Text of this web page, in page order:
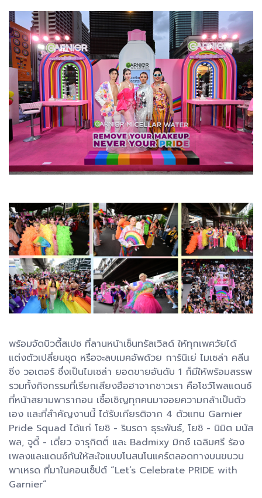
พร้อมจัดบิวตี้สเปซ ที่ลานหน้าเซ็นทรัลเวิลด์ ให้ทุกเพศวัยได้
แต่งตัวเปลี่ยนชุด หรือจะลบเมคอัพด้วย การ์นิเย่ ไมเซล่า คลีน
ซิ่ง วอเตอร์ ซึ่งเป็นไมเซล่า ยอดขายอันดับ 1 ก็มีให้พร้อมสรรพ
รวมทั้งกิจกรรมที่เรียกเสียงฮือฮาจากชาวเรา คือโชว์โพลแดนซ์
ที่หน้าสยามพารากอน เชื้อเชิญทุกคนมาจอยความกล้าเป็นตัว
เอง และที่สำคัญงานนี้ ได้รับเกียรติจาก 4 ตัวแทน Garnier
Pride Squad ได้แก่ โยชิ - รินรดา ธุระพันธ์, โยชิ - นิมิต มนัส
พล, จูดี้ - เดี่ยว จารุกิตติ์ และ Badmixy มิกซ์ เฉลิมศรี ร้อง
เพลงและแดนซ์กันให้สะใจแบบโนสนโนแคร์ตลอดทางบนขบวน
พาเหรด ที่มาในคอนเซ็ปต์ “Let’s Celebrate PRIDE with
Garnier”